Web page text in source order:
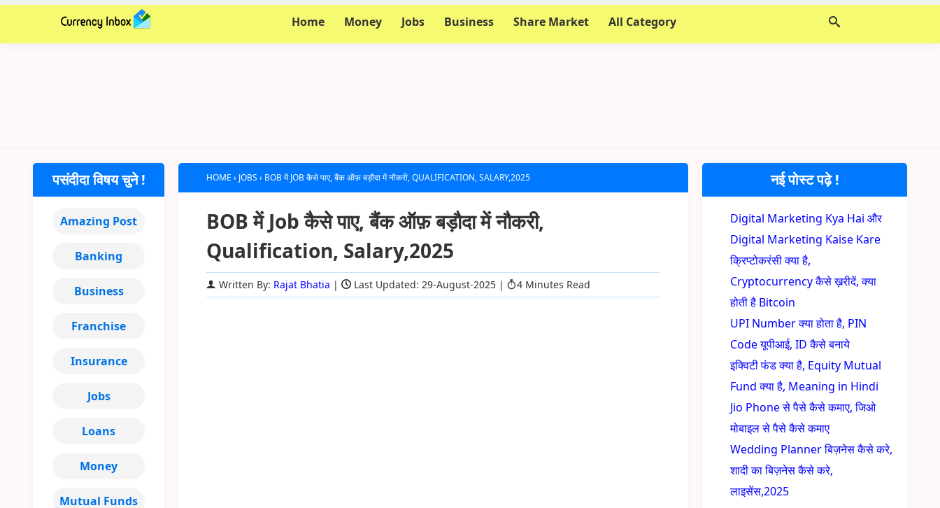
Home Money Jobs Business Share Market All Category
HOME › JOBS › BOB में JOB कैसे पाए, बैंक ऑफ़ बड़ौदा में नौकरी, QUALIFICATION, SALARY,2025
BOB में Job कैसे पाए, बैंक ऑफ़ बड़ौदा में नौकरी,
Qualification, Salary,2025
Written By: Rajat Bhatia | Last Updated: 29-August-2025 | 4 Minutes Read
नई पोस्ट पढ़े !
Digital Marketing Kya Hai और
Digital Marketing Kaise Kare
क्रिप्टोकरंसी क्या है,
Cryptocurrency कैसे ख़रीदें, क्या
होती है Bitcoin
UPI Number क्या होता है, PIN
Code यूपीआई, ID कैसे बनाये
इक्विटी फंड क्या है, Equity Mutual
Fund क्या है, Meaning in Hindi
Jio Phone से पैसे कैसे कमाए, जिओ
मोबाइल से पैसे कैसे कमाए
Wedding Planner बिज़नेस कैसे करे,
शादी का बिज़नेस कैसे करे,
लाइसेंस,2025
पसंदीदा विषय चुने !
Amazing Post
Banking
Business
Franchise
Insurance
Jobs
Loans
Money
Mutual Funds